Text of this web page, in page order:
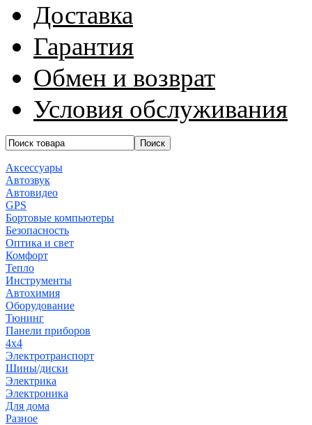
Доставка
Гарантия
Обмен и возврат
Условия обслуживания
Аксессуары
Автозвук
Автовидео
GPS
Бортовые компьютеры
Безопасность
Оптика и свет
Комфорт
Тепло
Инструменты
Автохимия
Оборудование
Тюнинг
Панели приборов
4x4
Электротранспорт
Шины/диски
Электрика
Электроника
Для дома
Разное